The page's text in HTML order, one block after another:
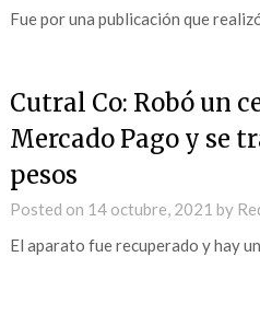
Fue por una publicación que
Cutral Co: Robó un
Mercado Pago y se
pesos
Posted on 14 octubre, 2021 by
El aparato fue recuperado y hay